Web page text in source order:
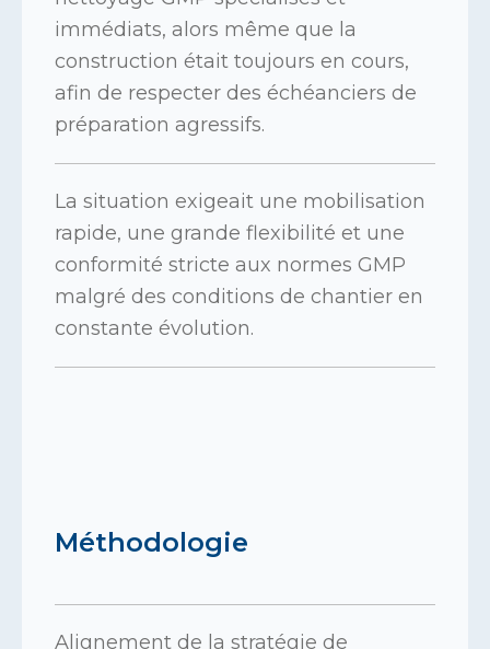
immédiats, alors même que la
construction était toujours en cours,
afin de respecter des échéanciers de
préparation agressifs.
La situation exigeait une mobilisation
rapide, une grande flexibilité et une
conformité stricte aux normes GMP
malgré des conditions de chantier en
constante évolution.
Méthodologie
Alignement de la stratégie de